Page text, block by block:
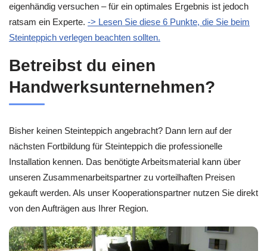
eigenhändig versuchen – für ein optimales Ergebnis ist jedoch
ratsam ein Experte. -> Lesen Sie diese 6 Punkte, die Sie beim
Steinteppich verlegen beachten sollten.
Betreibst du einen
Handwerksunternehmen?
Bisher keinen Steinteppich angebracht? Dann lern auf der
nächsten Fortbildung für Steinteppich die professionelle
Installation kennen. Das benötigte Arbeitsmaterial kann über
unseren Zusammenarbeitspartner zu vorteilhaften Preisen
gekauft werden. Als unser Kooperationspartner nutzen Sie direkt
von den Aufträgen aus Ihrer Region.